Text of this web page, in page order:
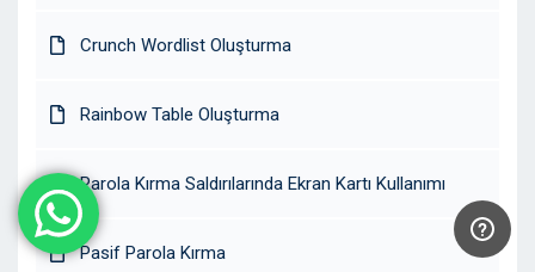
Crunch Wordlist Oluşturma
Rainbow Table Oluşturma
Parola Kırma Saldırılarında Ekran Kartı Kullanımı
Pasif Parola Kırma